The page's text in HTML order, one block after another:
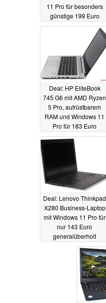
11 Pro für besonders
günstige 199 Euro
Deal: HP EliteBook
745 G6 mit AMD Ryzen
5 Pro, aufrüstbarem
RAM und Windows 11
Pro für 183 Euro
Deal: Lenovo Thinkpad
X280 Business-Laptop
mit Windows 11 Pro für
nur 143 Euro
generalüberholt
12.08.2024